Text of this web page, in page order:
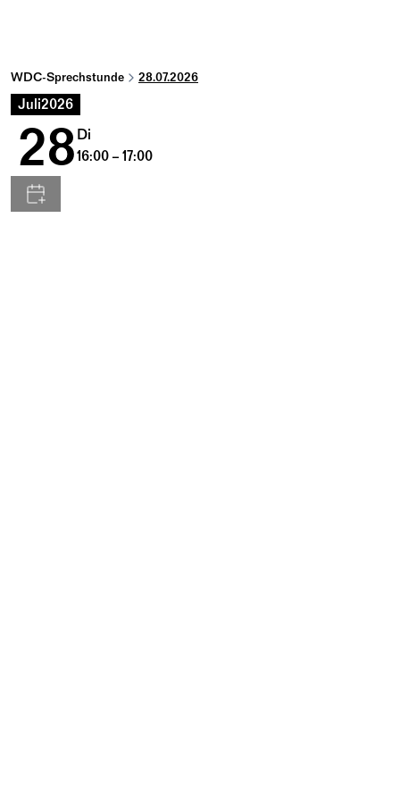
WDC-Sprechstunde 28.07.2026
Juli2026
28 Di
16:00 – 17:00